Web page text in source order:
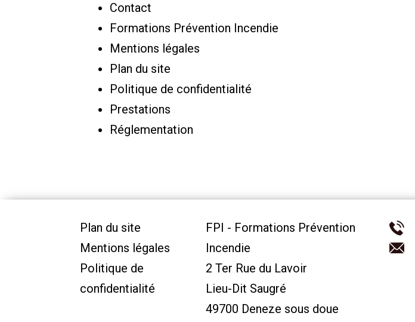
Contact
Formations Prévention Incendie
Mentions légales
Plan du site
Politique de confidentialité
Prestations
Réglementation
Plan du site
Mentions légales
Politique de
confidentialité
FPI - Formations Prévention
Incendie
2 Ter Rue du Lavoir
Lieu-Dit Saugré
49700 Deneze sous doue